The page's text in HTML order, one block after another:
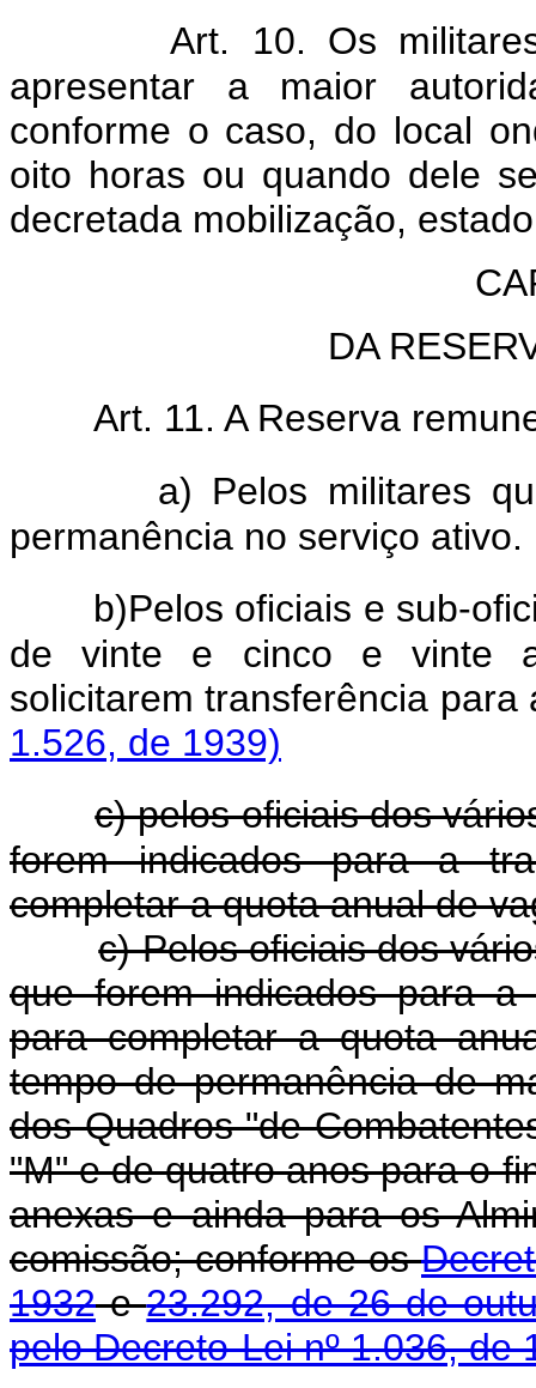
Art. 10. Os
apresentar a maior
conforme o caso, do local
oito horas ou quando dele
decretada mobilização,
DA
Art. 11. A Reserva
a) Pelos militares
permanência no serviço ativo.
b)Pelos oficiais e sub-
de vinte e cinco e vinte
solicitarem transferência
1.526, de 1939)
c) pelos oficiais dos
forem indicados para a
completar a quota anual de
c) Pelos oficiais dos
que forem indicados para
para completar a quota
tempo de permanência de
dos Quadros "de
"M" e de quatro anos para o
anexas e ainda para os
comissão; conforme os
1932e23.292, de 26 de
pelo Decreto-Lei nº 1.036, de